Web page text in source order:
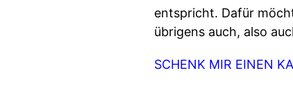
entspricht. Dafür
übrigens auch, also
SCHENK MIR EINEN